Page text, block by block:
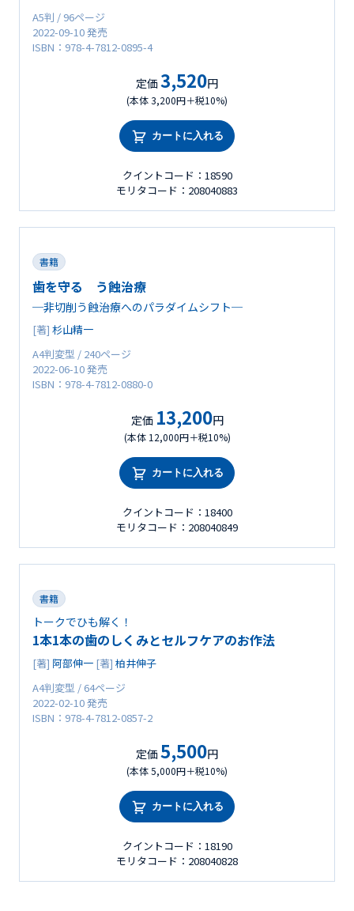
A5判 / 96ページ
2022-09-10 発売
ISBN：978-4-7812-0895-4
定価 3,520円
(本体 3,200円＋税10%)
カートに入れる
クイントコード：18590
モリタコード：208040883
書籍
歯を守る う蝕治療
─非切削う蝕治療へのパラダイムシフト─
[著] 杉山精一
A4判変型 / 240ページ
2022-06-10 発売
ISBN：978-4-7812-0880-0
定価 13,200円
(本体 12,000円＋税10%)
カートに入れる
クイントコード：18400
モリタコード：208040849
書籍
トークでひも解く！
1本1本の歯のしくみとセルフケアのお作法
[著] 阿部伸一 [著] 柏井伸子
A4判変型 / 64ページ
2022-02-10 発売
ISBN：978-4-7812-0857-2
定価 5,500円
(本体 5,000円＋税10%)
カートに入れる
クイントコード：18190
モリタコード：208040828